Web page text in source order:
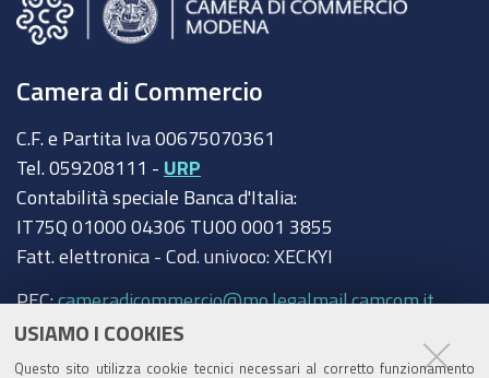
USIAMO I COOKIES
Questo sito utilizza cookie tecnici necessari al corretto funzionamento
Camera di Commercio
C.F. e Partita Iva 00675070361
Tel. 059208111 - URP
Contabilità speciale Banca d'Italia:
IT75Q 01000 04306 TU00 0001 3855
Fatt. elettronica - Cod. univoco: XECKYI
PEC:cameradicommercio@mo.legalmail.camcom.it
Trasparenza